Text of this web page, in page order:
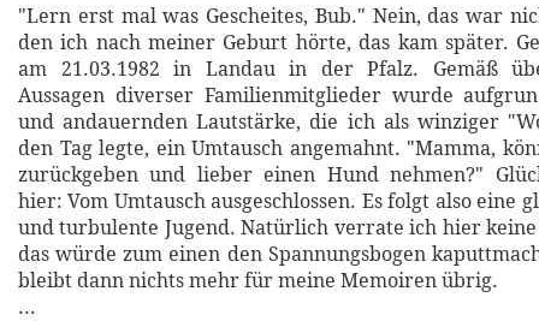
"Lern erst mal was Gescheites, Bub." Nein, das war
den ich nach meiner Geburt hörte, das kam später.
am 21.03.1982 in Landau in der Pfalz. Gemäß
Aussagen diverser Familienmitglieder wurde
und andauernden Lautstärke, die ich als winziger
den Tag legte, ein Umtausch angemahnt. "Mamma,
zurückgeben und lieber einen Hund nehmen?"
hier: Vom Umtausch ausgeschlossen. Es folgt also eine
und turbulente Jugend. Natürlich verrate ich hier
das würde zum einen den Spannungsbogen
bleibt dann nichts mehr für meine Memoiren übrig.
...